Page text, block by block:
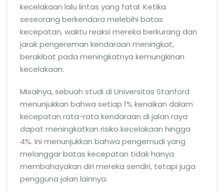
kecelakaan lalu lintas yang fatal. Ketika
seseorang berkendara melebihi batas
kecepatan, waktu reaksi mereka berkurang dan
jarak pengereman kendaraan meningkat,
berakibat pada meningkatnya kemungkinan
kecelakaan.
Misalnya, sebuah studi di Universitas Stanford
menunjukkan bahwa setiap 1% kenaikan dalam
kecepatan rata-rata kendaraan di jalan raya
dapat meningkatkan risiko kecelakaan hingga
4%. Ini menunjukkan bahwa pengemudi yang
melanggar batas kecepatan tidak hanya
membahayakan diri mereka sendiri, tetapi juga
pengguna jalan lainnya.